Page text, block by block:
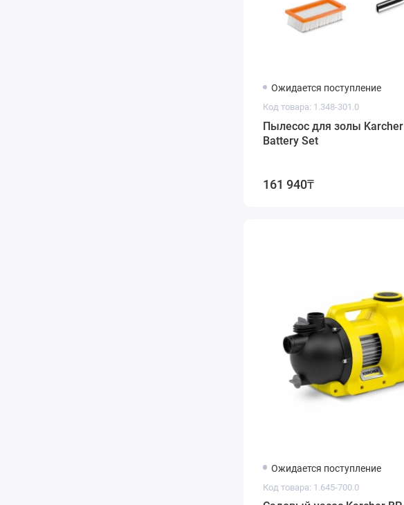
Ожидается поступление
Код товара: 1.348-301.0
Пылесос для золы Karcher
Battery Set
161 940₸
Ожидается поступление
Код товара: 1.645-700.0